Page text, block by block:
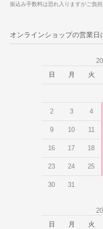
振込み手数料は恐れ入りますがご負
オンラインショップの営業日
日
月 火
2 3 4
9 10 11
16 17 18
23 24 25
30 31
日
月 火